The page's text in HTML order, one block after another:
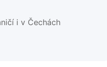
i v Čechách